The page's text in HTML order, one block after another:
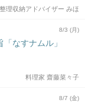
整理収納アドバイザー みほ
8/3 (月)
なすナムル」
料理家 齋藤菜々子
8/7 (金)